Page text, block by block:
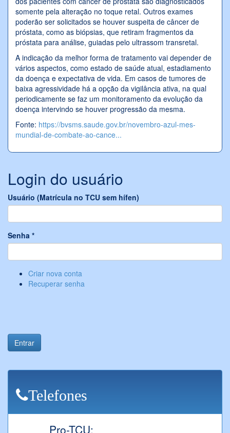
somente pela alteração no toque retal. Outros exames
poderão ser solicitados se houver suspeita de câncer de
próstata, como as biópsias, que retiram fragmentos da
próstata para análise, guiadas pelo ultrassom transretal.
A indicação da melhor forma de tratamento vai depender de
vários aspectos, como estado de saúde atual, estadiamento
da doença e expectativa de vida. Em casos de tumores de
baixa agressividade há a opção da vigilância ativa, na qual
periodicamente se faz um monitoramento da evolução da
doença intervindo se houver progressão da mesma.
Fonte: https://bvsms.saude.gov.br/novembro-azul-mes-
mundial-de-combate-ao-cance...
Login do usuário
Usuário (Matrícula no TCU sem hífen)
Senha *
Criar nova conta
Recuperar senha
Entrar
Telefones
Pro-TCU: